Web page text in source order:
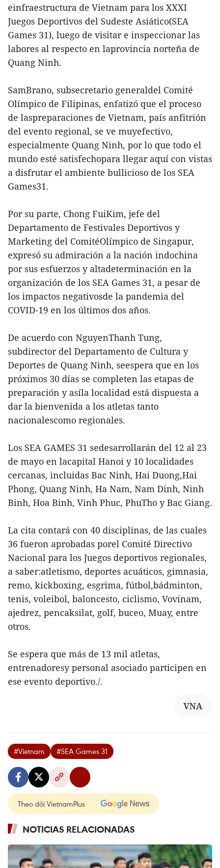
einfraestructura de Vietnam para los XXXI
Juegos Deportivos del Sudeste Asiático(SEA
Games 31), luego de visitar e inspeccionar las
labores al respecto en laprovincia norteña de
Quang Ninh.
SamBrano, subsecretario generaldel Comité
Olímpico de Filipinas, enfatizó que el proceso
de laspreparaciones de Vietnam, país anfitrión
del evento regional, se ve muyefectivo,
especialmente Quang Ninh, por lo que todo el
mundo esté satisfechopara llegar aquí con vistas
a disfrutar el ambiente bullicioso de los SEA
Games31.
Por su parte, Chong FuiKim, jefe del
Departamento de Festivales Deportivos y
Marketing del ComitéOlímpico de Singapur,
expresó su admiración a la nación indochina
por sus esfuerzos y altadeterminación en la
organización de los SEA Games 31, a pesar de
los impactos negativosde la pandemia del
COVID-19 en los últimos dos años.
De acuerdo con NguyenThanh Tung,
subdirector del Departamento de Cultura y
Deportes de Quang Ninh, seespera que en los
próximos 30 días se completen las etapas de
preparación y asíla localidad está dispuesta a
dar la bienvenida a los atletas tanto
nacionalescomo regionales.
Los SEA GAMES 31 sedesarrollarán del 12 al 23
de mayo en lacapital Hanoi y 10 localidades
cercanas, incluidas Bac Ninh, Hai Duong,Hai
Phong, Quang Ninh, Ha Nam, Nam Dinh, Ninh
Binh, Hoa Binh, Vinh Phuc, PhuTho y Bac Giang.
La cita contará con 40 disciplinas, de las cuales
36 fueron aprobadas porel Comité Directivo
Nacional para los Juegos deportivos regionales,
a saber:atletismo, deportes acuáticos, gimnasia,
remo, kickboxing, esgrima, fútbol,bádminton,
tenis, voleibol, baloncesto, ciclismo, Vovinam,
ajedrez, pencaksilat, golf, buceo, Muay, entre
otros.
Se espera que más de 13 mil atletas,
entrenadoresy personal asociado participen en
ese evento deportivo./.
VNA
#Vietnam #SEA Games 31
Theo dõi VietnamPlus
NOTICIAS RELACIONADAS